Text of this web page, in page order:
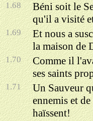
1.68
Béni soit le
qu'il a visité
1.69
Et nous a
la maison de
1.70
Comme il
ses saints
1.71
Un Sauveur
ennemis et
haïssent!